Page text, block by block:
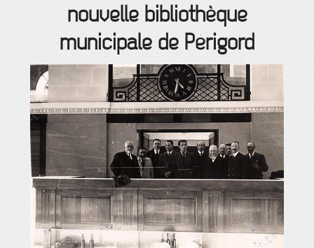
nouvelle bibliothèque
municipale de Périgord